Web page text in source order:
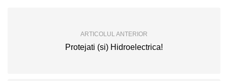
ARTICOLUL ANTERIOR
Protejati (si) Hidroelectrica!